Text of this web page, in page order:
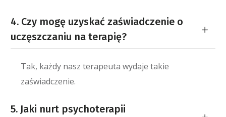
4. Czy mogę uzyskać zaświadczenie o
uczęszczaniu na terapię?
Tak, każdy nasz terapeuta wydaje takie
zaświadczenie.
5. Jaki nurt psychoterapii